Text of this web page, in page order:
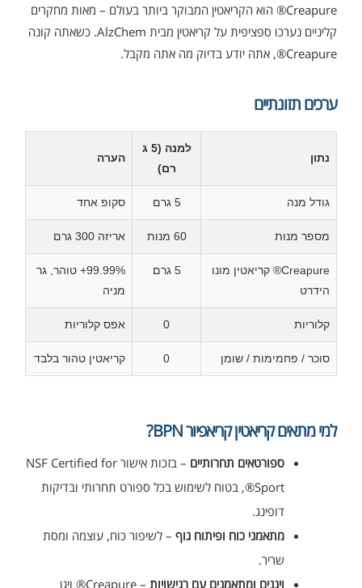
Creapure® הוא הקריאטין המבוקר ביותר בעולם – מאות מחקרים
קליניים נערכו ספציפית על קריאטין מבית AlzChem. כשאתה קונה
Creapure®, אתה יודע בדיוק מה אתה מקבל.
ערכים תזונתיים
נתון
למנה (5 ג
רם)
הערה
גודל מנה 5 גרם סקופ אחד
מספר מנות 60 מנות אריזה 300 גרם
Creapure® קריאטין מונו
הידרט
5 גרם
99.99%+ טוהר, גר
מניה
קלוריות 0 אפס קלוריות
סוכר / פחמימות / שומן 0 קריאטין טהור בלבד
למי מתאים קריאטין קריאפיור BPN?
ספורטאים תחרותיים
– בזכות אישור NSF Certified for
Sport®, בטוח לשימוש בכל ספורט תחרותי ובדיקות
דופינג.
מתאמני כוח ופיתוח גוף – לשיפור כוח, עוצמה ומסת
שריר.
ויגנים ומתאמנים עם רגישויות
– Creapure® ויגן